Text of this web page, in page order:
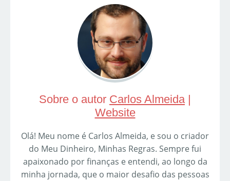
Sobre o autor Carlos Almeida|
Website
Olá! Meu nome é Carlos Almeida, e sou o criador
do Meu Dinheiro, Minhas Regras. Sempre fui
apaixonado por finanças e entendi, ao longo da
minha jornada, que o maior desafio das pessoas